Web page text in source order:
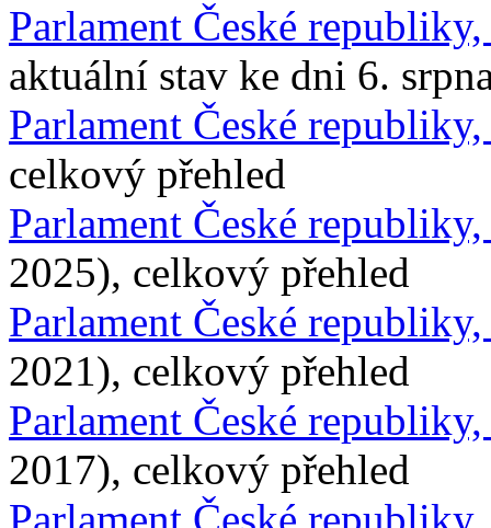
Parlament České
aktuální stav ke dni 6.
Parlament České
celkový přehled
Parlament České
2025), celkový přehled
Parlament České
2021), celkový přehled
Parlament České
2017), celkový přehled
Parlament České